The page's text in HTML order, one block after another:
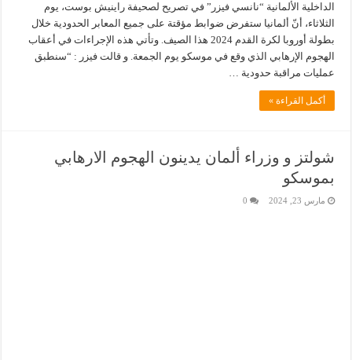
الداخلية الألمانية “نانسي فيزر” في تصريح لصحيفة راينيش بوست، يوم
الثلاثاء، أنّ ألمانيا ستفرض ضوابط مؤقتة على جميع المعابر الحدودية خلال
بطولة أوروبا لكرة القدم 2024 هذا الصيف. وتأتي هذه الإجراءات في أعقاب
الهجوم الإرهابي الذي وقع في موسكو يوم الجمعة. و قالت فيزر : “سنطبق
عمليات مراقبة حدودية …
أكمل القراءة »
شولتز و وزراء ألمان يدينون الهجوم الارهابي
بموسكو
مارس 23, 2024 0